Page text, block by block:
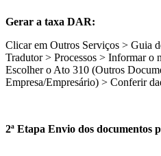
Gerar a taxa DAR:
Clicar em Outros Serviços > Guia
Tradutor > Processos > Informar o
Escolher o Ato 310 (Outros
Empresa/Empresário) > Conferir
2ª Etapa Envio dos documentos